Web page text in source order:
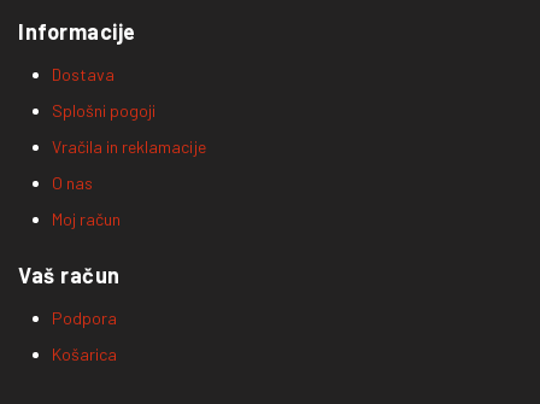
Informacije
Dostava
Splošni pogoji
Vračila in reklamacije
O nas
Moj račun
Vaš račun
Podpora
Košarica